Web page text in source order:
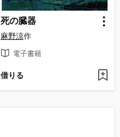
死の臓器
麻野涼作
電子書籍
借りる